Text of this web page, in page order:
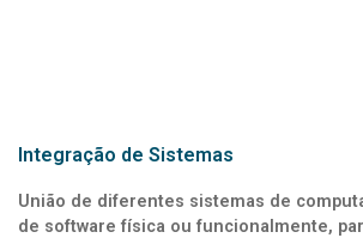
Integração de Sistemas
União de diferentes sistemas de
de software física ou funcionalmente,